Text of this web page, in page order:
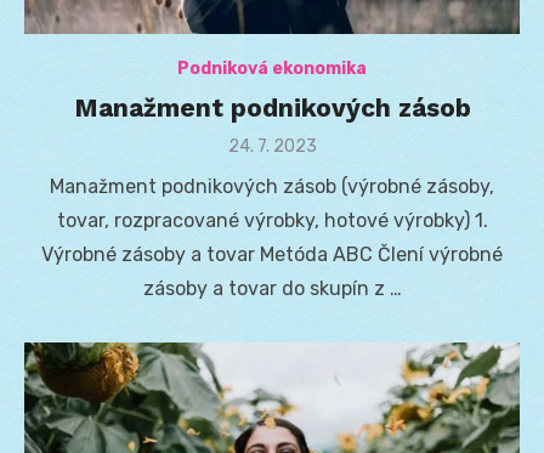
Podniková ekonomika
Manažment podnikových zásob
Posted
24. 7. 2023
Manažment podnikových zásob (výrobné zásoby,
tovar, rozpracované výrobky, hotové výrobky) 1.
Výrobné zásoby a tovar Metóda ABC Člení výrobné
zásoby a tovar do skupín z …